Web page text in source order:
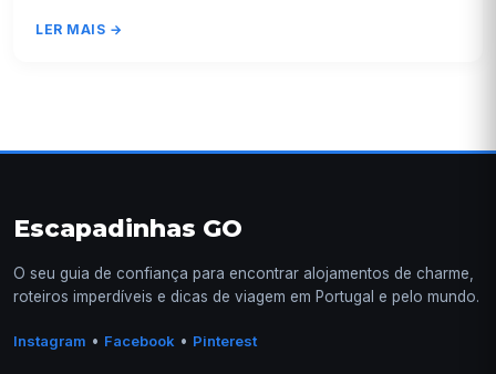
LER MAIS →
Escapadinhas GO
O seu guia de confiança para encontrar alojamentos de charme,
roteiros imperdíveis e dicas de viagem em Portugal e pelo mundo.
Instagram • Facebook • Pinterest